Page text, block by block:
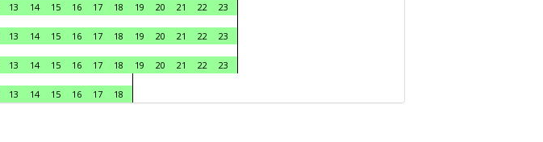
13 14 15 16 17 18 19 20 21 22
23
13 14 15 16 17 18 19 20 21 22
23
13 14 15 16 17 18 19 20 21 22
23
13 14 15 16 17 18